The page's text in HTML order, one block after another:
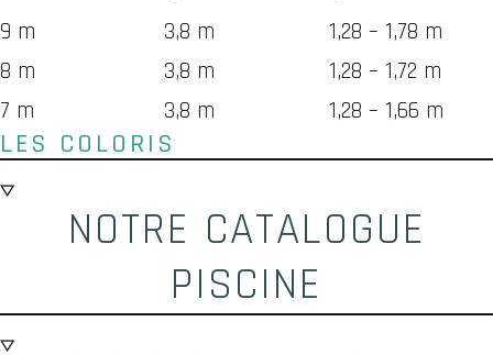
9 m
3,8 m
1,28 – 1,78 m
8 m
3,8 m
1,28 – 1,72 m
7 m
3,8 m 1,28 – 1,66 m
LES COLORIS
NOTRE CATALOGUE
PISCINE